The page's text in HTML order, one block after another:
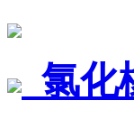
氯化